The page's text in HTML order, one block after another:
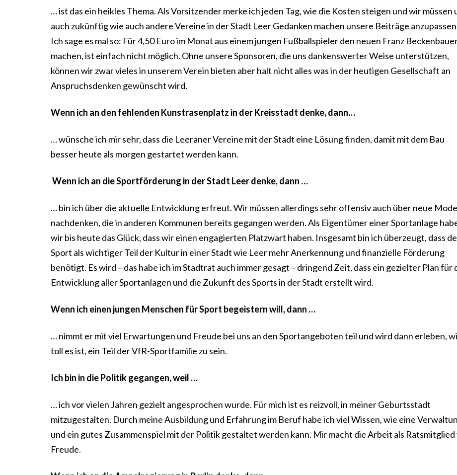
… ist das ein heikles Thema. Als Vorsitzender merke ich jeden Tag, wie die Kosten steigen und wir müssen
auch zukünftig wie auch andere Vereine in der Stadt Leer Gedanken machen unsere Beiträge
Ich sage es mal so: Für 4,50 Euro im Monat aus einem jungen Fußballspieler den neuen Franz
machen, ist einfach nicht möglich. Ohne unsere Sponsoren, die uns dankenswerter Weise unterstützen,
können wir zwar vieles in unserem Verein bieten aber halt nicht alles was in der heutigen Gesellschaft an
Anspruchsdenken gewünscht wird.
Wenn ich an den fehlenden Kunstrasenplatz in der Kreisstadt denke, dann…
… wünsche ich mir sehr, dass die Leeraner Vereine mit der Stadt eine Lösung finden, damit mit dem Bau
besser heute als morgen gestartet werden kann.
Wenn ich an die Sportförderung in der Stadt Leer denke, dann …
… bin ich über die aktuelle Entwicklung erfreut. Wir müssen allerdings sehr offensiv auch über neue
nachdenken, die in anderen Kommunen bereits gegangen werden. Als Eigentümer einer Sportanlage
wir bis heute das Glück, dass wir einen engagierten Platzwart haben. Insgesamt bin ich überzeugt, dass
Sport als wichtiger Teil der Kultur in einer Stadt wie Leer mehr Anerkennung und finanzielle Förderung
benötigt. Es wird – das habe ich im Stadtrat auch immer gesagt – dringend Zeit, dass ein gezielter Plan für
Entwicklung aller Sportanlagen und die Zukunft des Sports in der Stadt erstellt wird.
Wenn ich einen jungen Menschen für Sport begeistern will, dann …
… nimmt er mit viel Erwartungen und Freude bei uns an den Sportangeboten teil und wird dann erleben,
toll es ist, ein Teil der VfR-Sportfamilie zu sein.
Ich bin in die Politik gegangen, weil …
… ich vor vielen Jahren gezielt angesprochen wurde. Für mich ist es reizvoll, in meiner Geburtsstadt
mitzugestalten. Durch meine Ausbildung und Erfahrung im Beruf habe ich viel Wissen, wie eine
und ein gutes Zusammenspiel mit der Politik gestaltet werden kann. Mir macht die Arbeit als Ratsmitglied
Freude.